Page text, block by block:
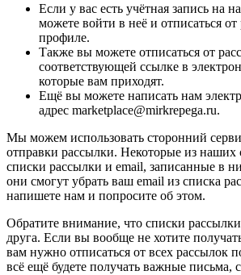
Если у вас есть учётная запись на
можете войти в неё и отписаться
профиле.
Также вы можете отписаться от
соответствующей ссылке в
которые вам приходят.
Ещё вы можете написать нам
адрес marketplace@mirkrepega.ru.
Мы можем использовать сторонний
отправки рассылки. Некоторые из наших
списки рассылки и email, записанные в
они смогут убрать ваш email из списка
напишете нам и попросите об этом.
Обратите внимание, что списки
друга. Если вы вообще не хотите
вам нужно отписаться от всех рассылок
всё ещё будете получать важные письма,